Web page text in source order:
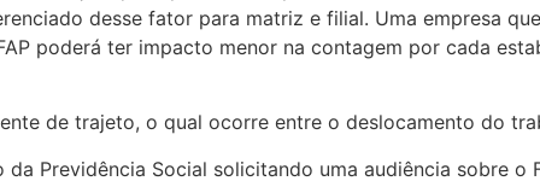
desse fator para matriz e filial. Uma empresa
poderá ter impacto menor na contagem por cada
de trajeto, o qual ocorre entre o deslocamento do
Previdência Social solicitando uma audiência sobre o